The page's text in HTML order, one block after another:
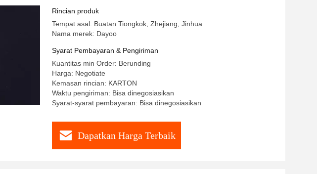
Medis
Rincian produk
Tempat asal: Buatan Tiongkok, Zhejiang, Jinhua
Nama merek: Dayoo
Syarat Pembayaran & Pengiriman
Kuantitas min Order: Berunding
Harga: Negotiate
Kemasan rincian: KARTON
Waktu pengiriman: Bisa dinegosiasikan
Syarat-syarat pembayaran: Bisa dinegosiasikan
Dapatkan Harga Terbaik